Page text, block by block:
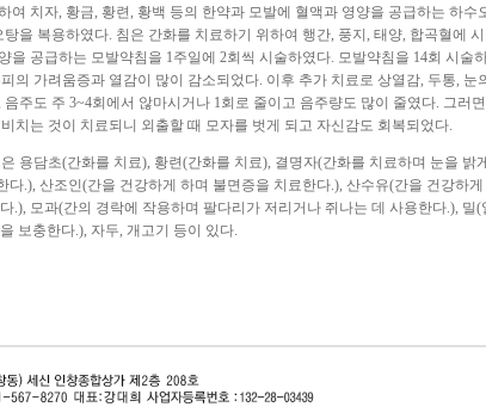
여 치자, 황금, 황련, 황백 등의 한약과 모발에 혈액과 영양을 공급하는 하수
을 복용하였다. 침은 간화를 치료하기 위하여 행간, 풍지, 태양, 합곡혈에 시
을 공급하는 모발약침을 1주일에 2회씩 시술하였다. 모발약침을 14회 시술
의 가려움증과 열감이 많이 감소되었다. 이후 추가 치료로 상열감, 두통, 눈
주도 주 3~4회에서 않마시거나 1회로 줄이고 음주량도 많이 줄였다. 그러
치는 것이 치료되니 외출할 때 모자를 벗게 되고 자신감도 회복되었다.
용담초(간화를 치료), 황련(간화를 치료), 결명자(간화를 치료하며 눈을 밝
다.), 산조인(간을 건강하게 하며 불면증을 치료한다.), 산수유(간을 건강하
.), 모과(간의 경락에 작용하며 팔다리가 저리거나 쥐나는 데 사용한다.), 밀(
보충한다.), 자두, 개고기 등이 있다.